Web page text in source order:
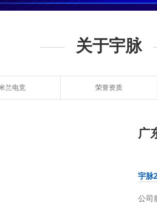
关于宇脉
兰电竞 荣誉资质
广
宇脉
公司